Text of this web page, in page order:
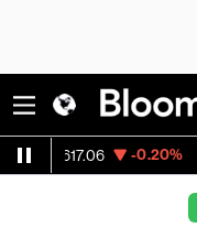
-0.20% ETH/USD